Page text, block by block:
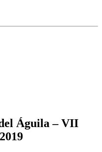
Águila – VII
virtual de rocio.com.